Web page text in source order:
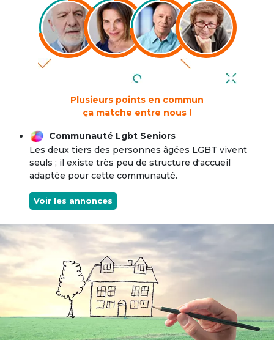
Plusieurs points en commun
ça matche entre nous !
Communauté Lgbt Seniors
Les deux tiers des personnes âgées LGBT vivent
seuls ; il existe très peu de structure d'accueil
adaptée pour cette communauté.
Voir les annonces